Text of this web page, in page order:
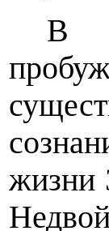
В
жизни